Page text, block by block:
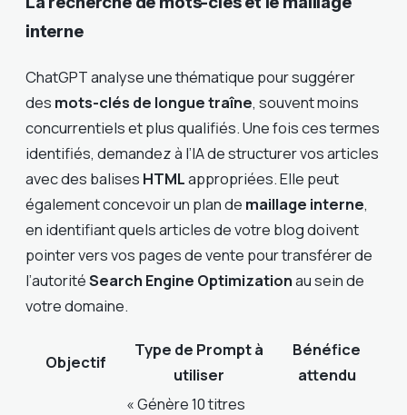
interne
ChatGPT analyse une thématique pour suggérer
des mots-clés de longue traîne, souvent moins
concurrentiels et plus qualifiés. Une fois ces termes
identifiés, demandez à l’IA de structurer vos articles
avec des balises HTMLappropriées. Elle peut
également concevoir un plan de maillage interne,
en identifiant quels articles de votre blog doivent
pointer vers vos pages de vente pour transférer de
l’autoritéSearch Engine Optimizationau sein de
votre domaine.
Objectif
Type de Prompt à
utiliser
Bénéfice
attendu
« Génère 10 titres